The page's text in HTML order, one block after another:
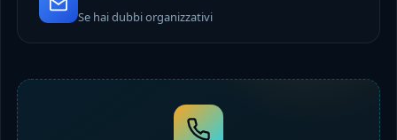
Se hai dubbi organizzativi